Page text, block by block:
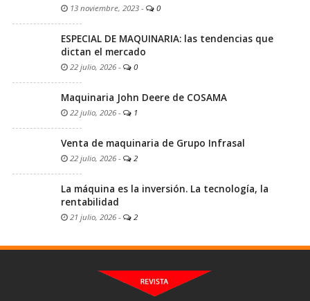
13 noviembre, 2023 - 0
ESPECIAL DE MAQUINARIA: las tendencias que
dictan el mercado
22 julio, 2026 - 0
Maquinaria John Deere de COSAMA
22 julio, 2026 - 1
Venta de maquinaria de Grupo Infrasal
22 julio, 2026 - 2
La máquina es la inversión. La tecnología, la
rentabilidad
21 julio, 2026 - 2